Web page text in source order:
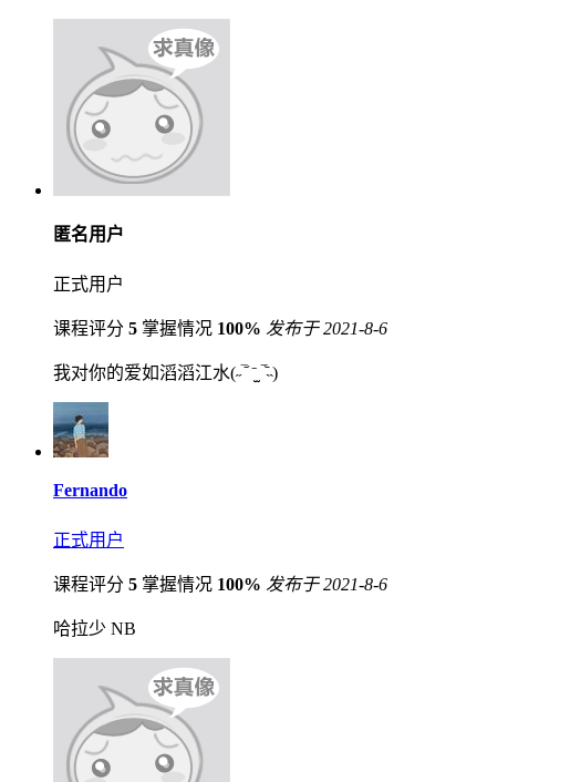
匿名用户
正式用户
课程评分 5 掌握情况 100% 发布于 2021-8-6
我对你的爱如滔滔江水(˶‾᷄ ⁻̫ ‾᷅˵)
Fernando
正式用户
课程评分 5 掌握情况 100% 发布于 2021-8-6
哈拉少 NB